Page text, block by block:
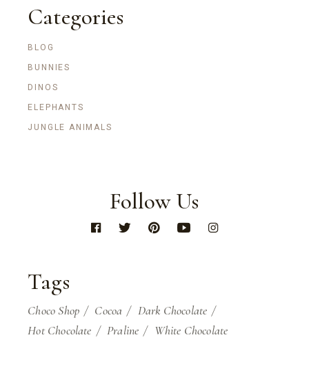
Categories
BLOG
BUNNIES
DINOS
ELEPHANTS
JUNGLE ANIMALS
Follow Us
Tags
Choco Shop Cocoa
Dark Chocolate
Hot Chocolate
Praline White Chocolate